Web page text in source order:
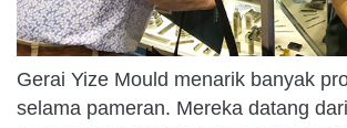
Gerai Yize Mould menarik banyak
selama pameran. Mereka datang